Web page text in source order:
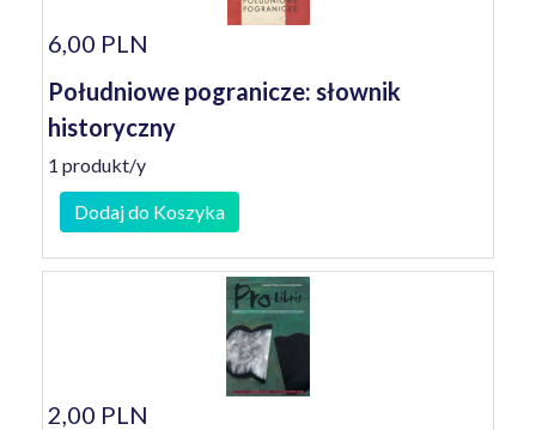
6,00 PLN
Południowe pogranicze: słownik
historyczny
1 produkt/y
Dodaj do Koszyka
2,00 PLN